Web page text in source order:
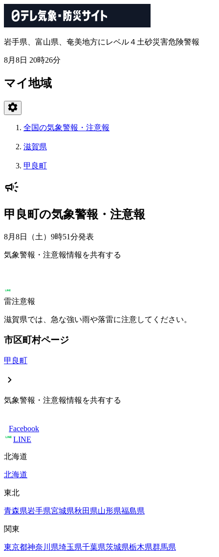
岩手県、富山県、奄美地方にレベル４土砂災害危険警報
8月8日 20時26分
マイ地域
全国の気象警報・注意報
滋賀県
甲良町
甲良町の気象警報・注意報
8月8日（土）9時51分発表
気象警報・注意報情報を共有する
雷注意報
滋賀県では、急な強い雨や落雷に注意してください。
市区町村ページ
甲良町
気象警報・注意報情報を共有する
Facebook
LINE
北海道
北海道
東北
青森県岩手県宮城県秋田県山形県福島県
関東
東京都神奈川県埼玉県千葉県茨城県栃木県群馬県